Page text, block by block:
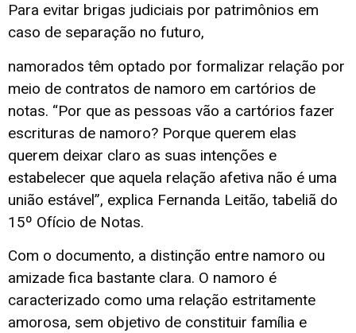
Para evitar brigas judiciais por patrimônios em
caso de separação no futuro,
namorados têm optado por formalizar relação por
meio de contratos de namoro em cartórios de
notas. “Por que as pessoas vão a cartórios fazer
escrituras de namoro? Porque querem elas
querem deixar claro as suas intenções e
estabelecer que aquela relação afetiva não é uma
união estável”, explica Fernanda Leitão, tabeliã do
15º Ofício de Notas.
Com o documento, a distinção entre namoro ou
amizade fica bastante clara. O namoro é
caracterizado como uma relação estritamente
amorosa, sem objetivo de constituir família e